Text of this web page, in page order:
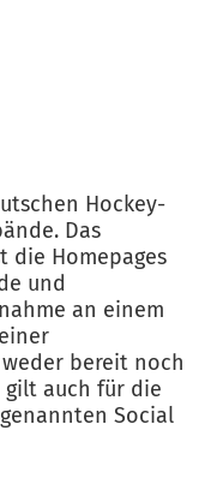
Hockey-
Das
die Homepages
und
an einem
bereit noch
gilt auch für die
Social